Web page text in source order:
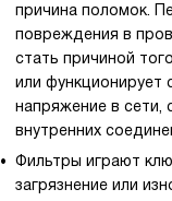
причина поломок.
повреждения в
стать причиной
или функционирует
напряжение в сети,
внутренних
Фильтры играют
загрязнение или